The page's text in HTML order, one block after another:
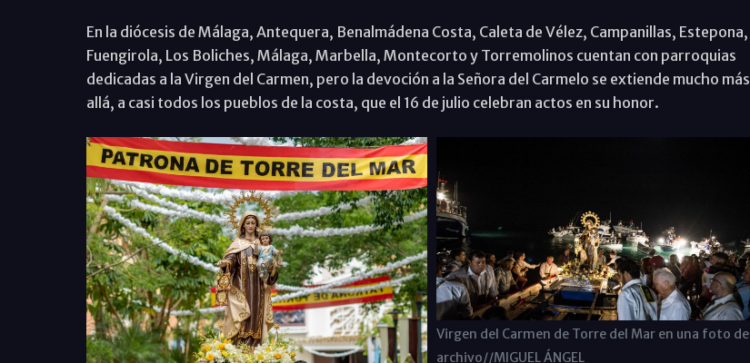
En la diócesis de Málaga, Antequera, Benalmádena Costa, Caleta de Vélez, Campanillas, Estepona,
Fuengirola, Los Boliches, Málaga, Marbella, Montecorto y Torremolinos cuentan con parroquias
dedicadas a la Virgen del Carmen, pero la devoción a la Señora del Carmelo se extiende mucho más
allá, a casi todos los pueblos de la costa, que el 16 de julio celebran actos en su honor.
Virgen del Carmen de Torre del Mar en una foto de
archivo//MIGUEL ÁNGEL